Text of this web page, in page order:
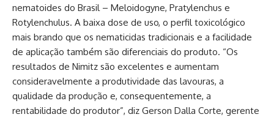
nematoides do Brasil – Meloidogyne, Pratylenchus e
Rotylenchulus. A baixa dose de uso, o perfil toxicológico
mais brando que os nematicidas tradicionais e a facilidade
de aplicação também são diferenciais do produto. “Os
resultados de Nimitz são excelentes e aumentam
consideravelmente a produtividade das lavouras, a
qualidade da produção e, consequentemente, a
rentabilidade do produtor”, diz Gerson Dalla Corte, gerente